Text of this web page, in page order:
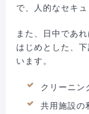
で、人的なセキ
また、日中であ
はじめとした、
います。
クリーニン
共用施設の